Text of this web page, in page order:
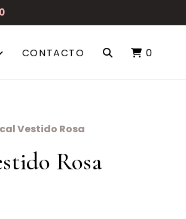
CONTACTO 0
Vestido Rosa
Rosa